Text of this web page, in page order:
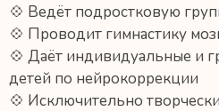
💠 Ведёт подростковую
💠 Проводит гимнастику
💠 Даёт индивидуальные и
детей по нейрокоррекции
💠 Исключительно